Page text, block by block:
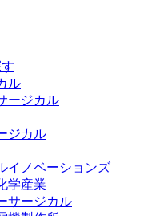
ル
ージカル
ジカル
イノベーションズ
学産業
サージカル